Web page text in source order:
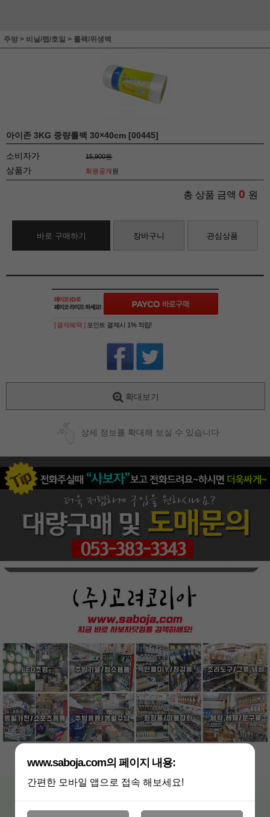
주방 > 비닐/랩/호일 > 롤팩/위생백
아이존 3KG 중량롤백 30×40cm [00445]
소비자가 15,900원
상품가 회원공개원
총 상품 금액 0 원
바로 구매하기 장바구니 관심상품
페이코 ID로
PAYCO 바로
[ 결제혜택 ] 포인트 결제시 1% 적립!
확대보기
상세 정보를 확대해 보실 수 있습니다
www.saboja.com의 페이지 내용:
간편한 모바일 앱으로 접속 해보세요!